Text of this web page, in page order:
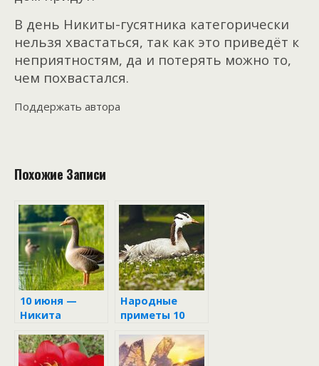
В день Никиты-гусятника категорически
нельзя хвастаться, так как это приведёт к
неприятностям, да и потерять можно то,
чем похвастался.
Поддержать автора
Похожие Записи
10 июня —
Никита
приметы и
запреты
Народные
приметы 10